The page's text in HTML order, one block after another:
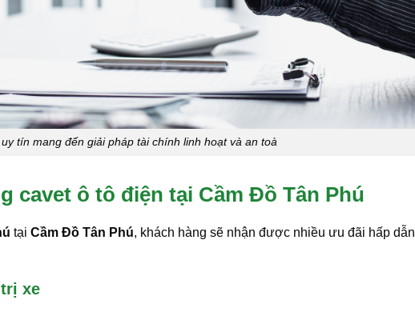
tín mang đến giải pháp tài chính linh hoạt và an toà
cavet ô tô điện tại Cầm Đồ Tân Phú
tại Cầm Đồ Tân Phú, khách hàng sẽ nhận được nhiều ưu đãi hấp dẫn
xe